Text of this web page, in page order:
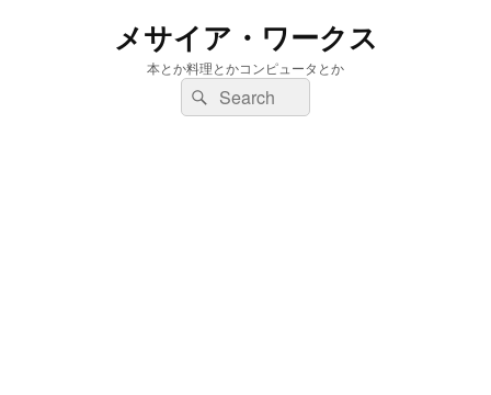
メサイア・ワークス
本とか料理とかコンピュータとか
検
索:
検
索